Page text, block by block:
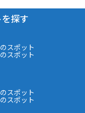
探す
スポット
スポット
スポット
スポット